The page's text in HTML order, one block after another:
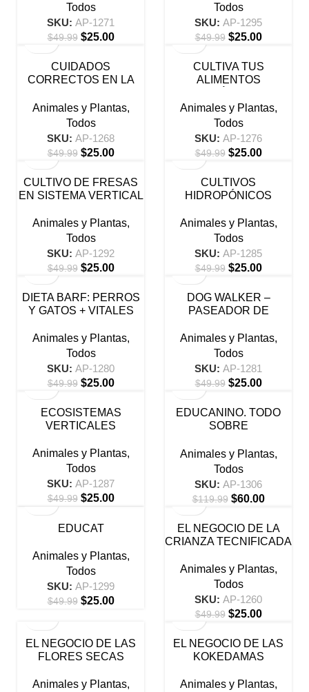
Todos
SKU: AP-1271
$49.99 $25.00
Todos
SKU: AP-1295
$49.99 $25.00
CUIDADOS
CORRECTOS EN LA
Animales y Plantas,
Todos
SKU: AP-1268
$49.99 $25.00
CULTIVA TUS
ALIMENTOS
Animales y Plantas,
Todos
SKU: AP-1276
$49.99 $25.00
-50%
CULTIVO DE FRESAS
EN SISTEMA VERTICAL
Animales y Plantas,
Todos
SKU: AP-1292
$49.99 $25.00
CULTIVOS
HIDROPÓNICOS
Animales y Plantas,
Todos
SKU: AP-1285
$49.99 $25.00
-50%
DIETA BARF: PERROS
Y GATOS + VITALES
Animales y Plantas,
Todos
SKU: AP-1280
$49.99 $25.00
-50%DOG WALKER –
PASEADOR DE
Animales y Plantas,
Todos
SKU: AP-1281
$49.99 $25.00
ECOSISTEMAS
VERTICALES
Animales y Plantas,
Todos
SKU: AP-1287
$49.99 $25.00
-50%
EDUCANINO. TODO
SOBRE
CANINO
Animales y Plantas,
Todos
SKU: AP-1306
$119.99 $60.00
EDUCAT
Animales y Plantas,
Todos
SKU: AP-1299
$49.99 $25.00
-50%
EL NEGOCIO DE LA
CRIANZA TECNIFICADA
Animales y Plantas,
Todos
SKU: AP-1260
$49.99 $25.00
-50%
EL NEGOCIO DE LAS
FLORES SECAS
Animales y Plantas,
-50%
EL NEGOCIO DE LAS
KOKEDAMAS
Animales y Plantas,